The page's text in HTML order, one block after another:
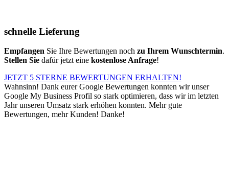
schnelle Lieferung
Empfangen Sie Ihre Bewertungen noch zu Ihrem Wunschtermin.
Stellen Sie dafür jetzt eine kostenlose Anfrage!
JETZT 5 STERNE BEWERTUNGEN ERHALTEN!
Wahnsinn! Dank eurer Google Bewertungen konnten wir unser
Google My Business Profil so stark optimieren, dass wir im letzten
Jahr unseren Umsatz stark erhöhen konnten. Mehr gute
Bewertungen, mehr Kunden! Danke!